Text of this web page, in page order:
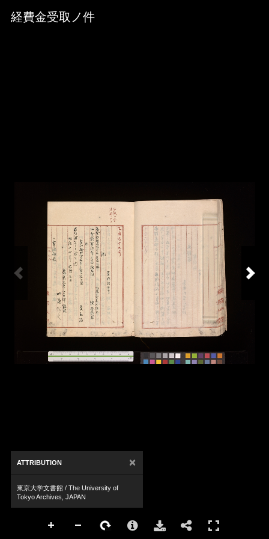
Media Viewer
経費金受取ノ件
ATTRIBUTION ×
東京大学文書館 / The University of
Tokyo Archives, JAPAN